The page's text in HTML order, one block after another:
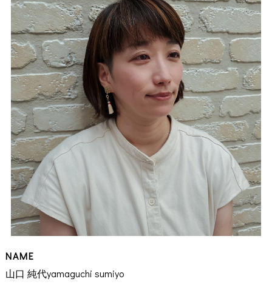
NAIL & EYELASH
BRIDAL & ESTHETICS
COUPON
RECRUIT
COMPANY
EVENT
YUKATA
CONTACT
NAME
山口 純代yamaguchi sumiyo